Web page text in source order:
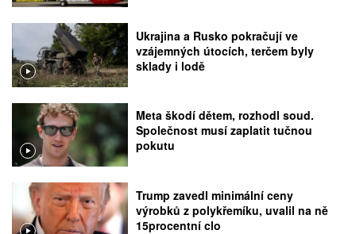
Ukrajina a Rusko pokračují ve
vzájemných útocích, terčem byly
sklady i lodě
Meta škodí dětem, rozhodl soud.
Společnost musí zaplatit tučnou
pokutu
Trump zavedl minimální ceny
výrobků z polykřemíku, uvalil na ně
15procentní clo